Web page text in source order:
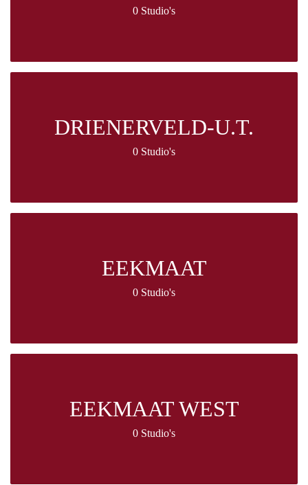
0 Studio's
DRIENERVELD-U.T.
0 Studio's
EEKMAAT
0 Studio's
EEKMAAT WEST
0 Studio's